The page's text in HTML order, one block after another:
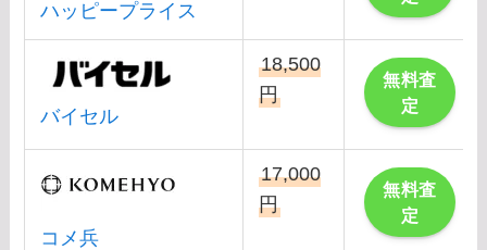
ハッピープライス
バイセル
18,500
円
無料査
定
コメ兵
17,000
円
無料査
定